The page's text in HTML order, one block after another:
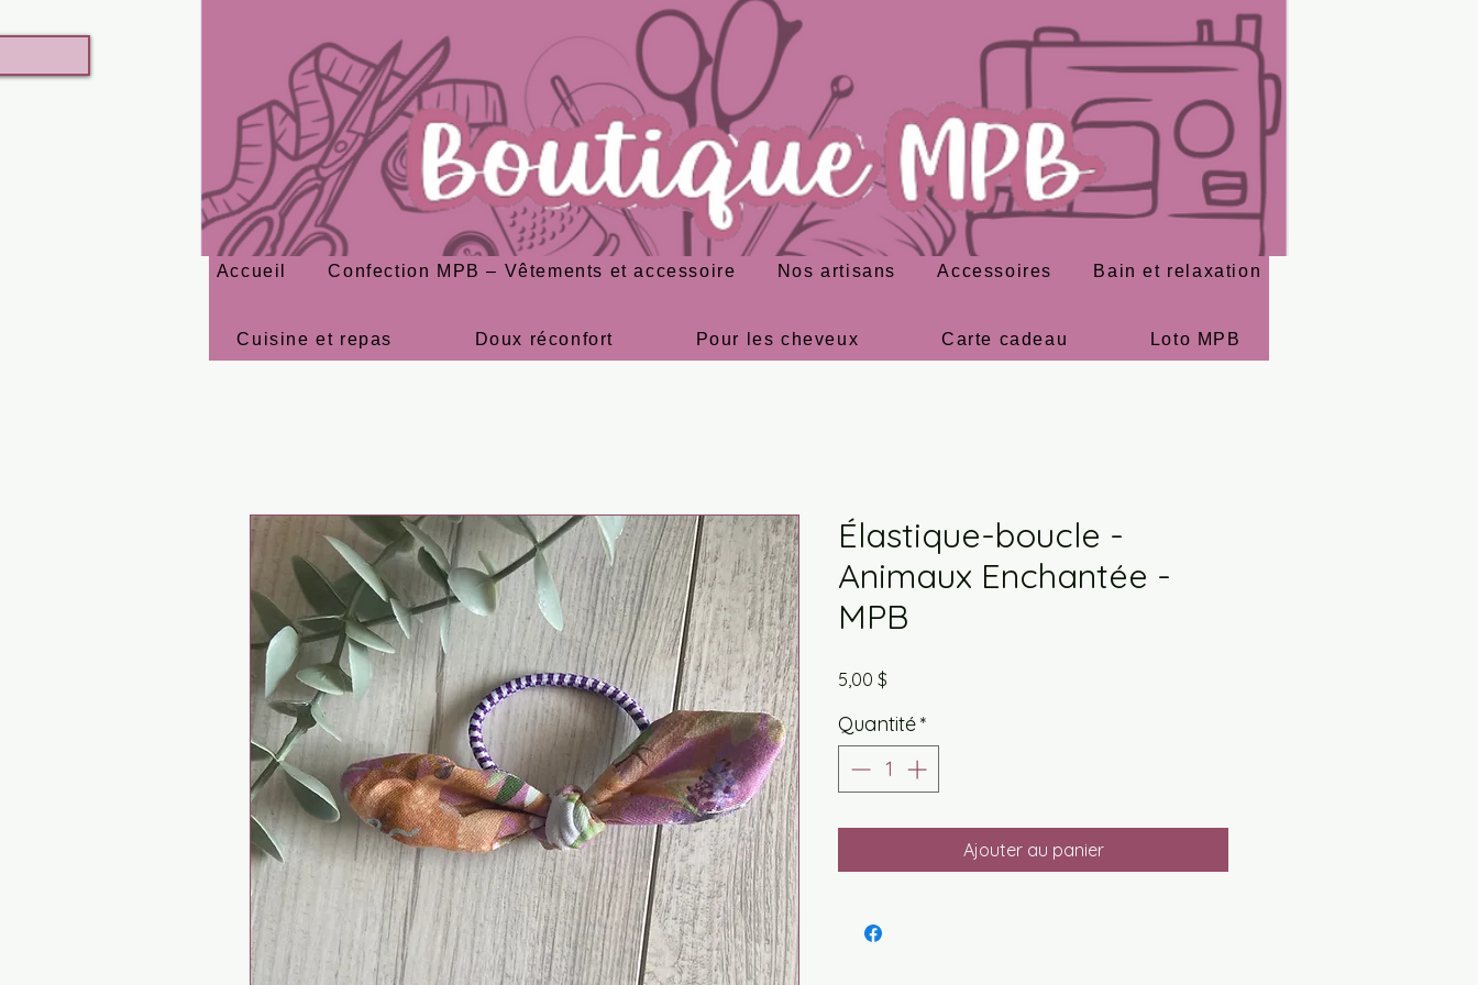
Accueil Confection MPB – Vêtements et accessoire Nos artisans Accessoires Bain et relaxation
Cuisine et repas Doux réconfort Pour les cheveux Carte cadeau Loto MPB
Élastique-boucle -
Animaux Enchantée -
MPB
5,00 $
Quantité*
Ajouter au panier